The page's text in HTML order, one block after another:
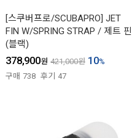
[스쿠버프로/SCUBAPRO] JET
FIN W/SPRING STRAP / 제트 핀
(블랙)
378,900원 421,000원 10%
구매 738 후기 47